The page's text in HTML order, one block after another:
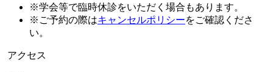
※学会等で臨時休診をいただく場合もあります。
※ご予約の際はキャンセルポリシーをご確認くださ
い。
アクセス